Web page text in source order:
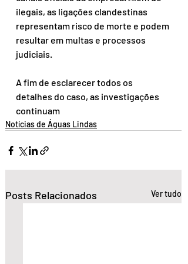
ilegais, as ligações clandestinas
representam risco de morte e podem
resultar em multas e processos
judiciais.
A fim de esclarecer todos os
detalhes do caso, as investigações
continuam
Notícias de Águas Lindas
Posts Relacionados Ver tudo